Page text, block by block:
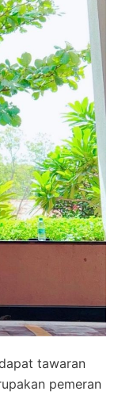
tawaran
pemeran